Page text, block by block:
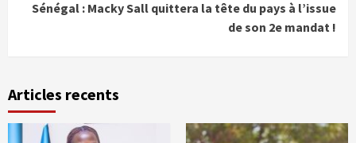
Sénégal : Macky Sall quittera la tête du pays à l’issue
de son 2e mandat !
Articles recents